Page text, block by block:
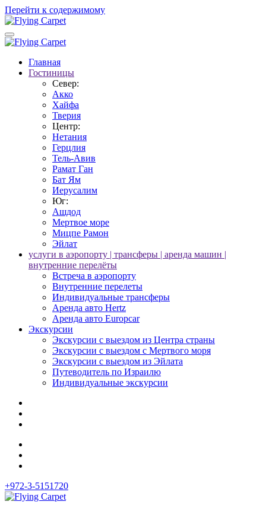
Перейти к содержимому
Главная
Гостиницы
Север:
Акко
Хайфа
Тверия
Центр:
Нетания
Герцлия
Тель-Авив
Рамат Ган
Бат Ям
Иерусалим
Юг:
Ашдод
Мертвое море
Мицпе Рамон
Эйлат
услуги в аэропорту | трансферы | аренда машин |
внутренние перелёты
Встреча в аэропорту
Внутренние перелеты
Индивидуальные трансферы
Аренда авто Hertz
Аренда авто Europcar
Экскурсии
Экскурсии с выездом из Центра страны
Экскурсии с выездом c Мертвого моря
Экскурсии с выездом из Эйлата
Путеводитель по Израилю
Индивидуальные экскурсии
+972-3-5151720